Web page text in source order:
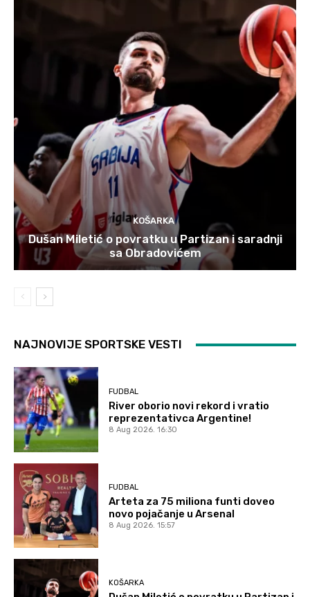
KOŠARKA
Dušan Miletić o povratku u Partizan i saradnji
sa Obradovićem
NAJNOVIJE SPORTSKE VESTI
FUDBAL
River oborio novi rekord i vratio
reprezentativca Argentine!
8 Aug 2026. 16:30
FUDBAL
Arteta za 75 miliona funti doveo
novo pojačanje u Arsenal
8 Aug 2026. 15:57
KOŠARKA